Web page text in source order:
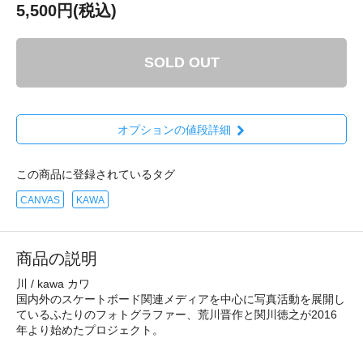
5,500円(税込)
SOLD OUT
オプションの値段詳細
この商品に登録されているタグ
CANVAS KAWA
商品の説明
川 / kawa カワ
国内外のスケートボード関連メディアを中心に写真活動を展開し
ているふたりのフォトグラファー、荒川晋作と関川徳之が2016
年より始めたプロジェクト。